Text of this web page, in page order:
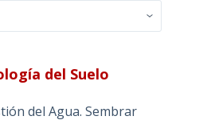
del Suelo
del Agua. Sembrar